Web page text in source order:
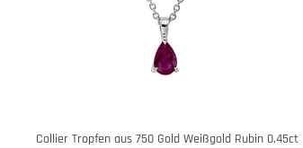
Collier Tropfen aus 750 Gold Weißgold Rubin 0,45ct